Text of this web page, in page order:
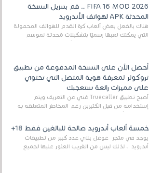
FIFA 16 MOD 2026 .. قم بتنزيل النسخة
المحدثة APK لهواتف الأندرويد
هناك بالفعل بعض ألعاب كرة القدم للهواتف المحمولة
التي يمكنك لعبها رسميًا بتشكيلات مُحدثة لموسم
أحصل الآن على النسخة المدفوعة من تطبيق
تروكولر لمعرفة هوية المتصل التي تحتوي
على مميزات رائعة ستعجبك
أصبح تطبيق Truecaller غني عن التعريف ويتم
إستخدامه من قبل الكثيرين رغم المخاطر المتعلقه به
خمسة ألعاب أندرويد صالحة للبالغين فقط 18+
يوجد في متجر غوغل بلاي عدد كبير من تطبيقات
أندرويد ، لذلك ليس من الغريب العثور عليها لجميع